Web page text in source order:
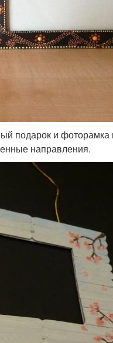
подарок и фоторамка
направления.